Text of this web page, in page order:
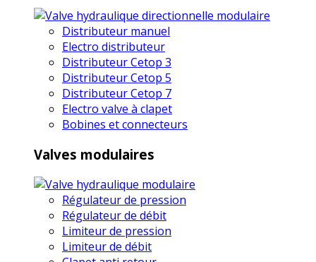
Distributeur manuel
Electro distributeur
Distributeur Cetop 3
Distributeur Cetop 5
Distributeur Cetop 7
Electro valve à clapet
Bobines et connecteurs
Valves modulaires
Régulateur de pression
Régulateur de débit
Limiteur de pression
Limiteur de débit